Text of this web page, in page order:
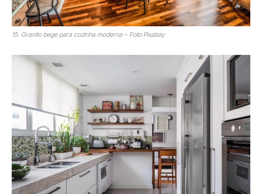
15. Granito bege para cozinha moderna – Foto Pixabay